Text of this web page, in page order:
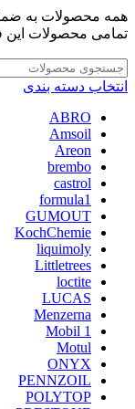
همه محصولات به
تمامی محصولات
انتخاب دسته بندی
ABRO
Amsoil
Areon
brembo
castrol
formula1
GUMOUT
KochChemie
liquimoly
Littletrees
loctite
LUCAS
Menzerna
Mobil 1
Motul
ONYX
PENNZOIL
POLYTOP